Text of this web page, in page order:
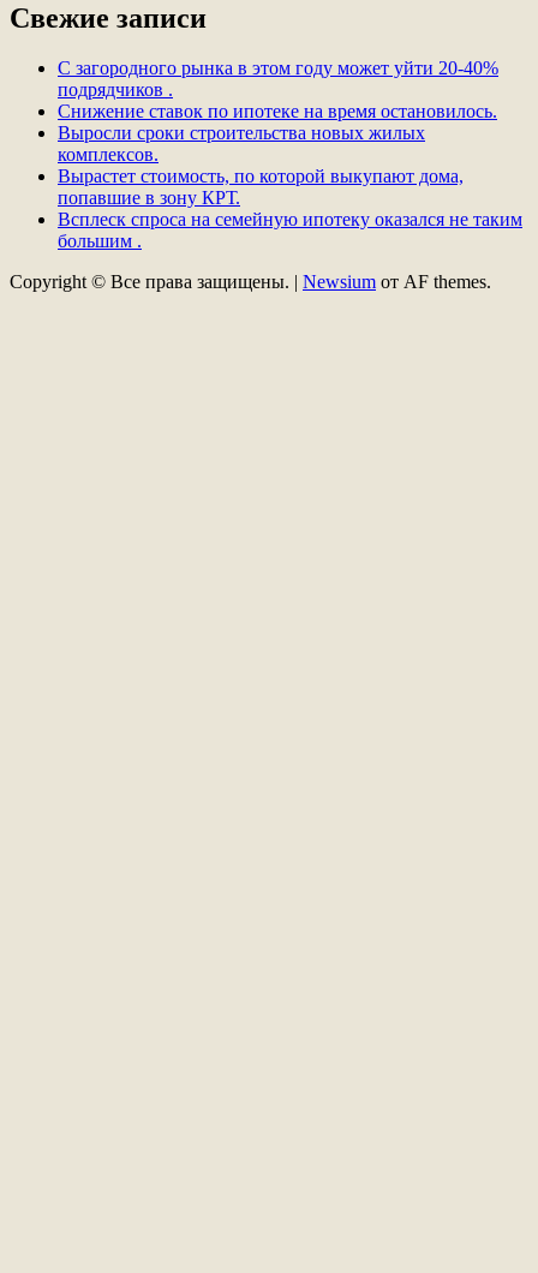
Свежие записи
С загородного рынка в этом году может уйти 20-40%
подрядчиков .
Снижение ставок по ипотеке на время остановилось.
Выросли сроки строительства новых жилых
комплексов.
Вырастет стоимость, по которой выкупают дома,
попавшие в зону КРТ.
Всплеск спроса на семейную ипотеку оказался не таким
большим .
Copyright © Все права защищены. | Newsium от AF themes.